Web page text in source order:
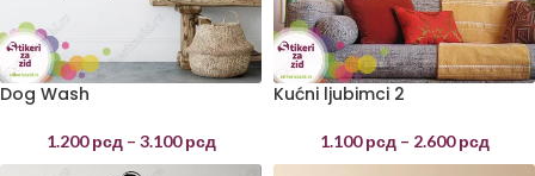
Dog Wash
1.200рсд – 3.100рсд
Kućni ljubimci 2
1.100рсд – 2.600рсд